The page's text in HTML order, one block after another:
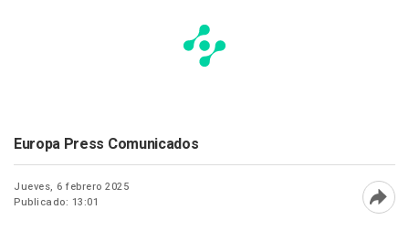
Europa Press Comunicados
Jueves, 6 febrero 2025
Publicado: 13:01